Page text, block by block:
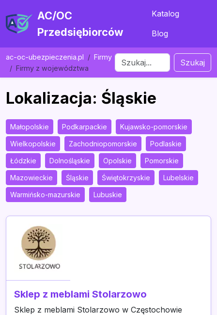
AC/OC
Przedsiębiorców
Katalog
Blog
ac-oc-ubezpieczenia.pl
Firmy
Firmy z województwa
Szukaj
Lokalizacja: Śląskie
Małopolskie Podkarpackie Kujawsko-pomorskie
Wielkopolskie Zachodniopomorskie Podlaskie
Łódzkie Dolnośląskie Opolskie Pomorskie
Mazowieckie Śląskie Świętokrzyskie Lubelskie
Warmińsko-mazurskie Lubuskie
Sklep z meblami Stolarzowo
Sklep z meblami Stolarzowo w Częstochowie